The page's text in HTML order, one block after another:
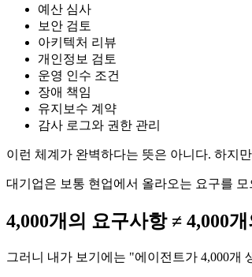
예산 심사
보안 검토
아키텍처 리뷰
개인정보 검토
운영 인수 조건
장애 책임
유지보수 계약
감사 로그와 권한 관리
이런 체계가 완벽하다는 뜻은 아니다. 하지
대기업은 보통 현업에서 올라오는 요구를
4,000개의 요구사항 ≠ 4,000
그러니 내가 보기에는 "에이전트가 4,000개